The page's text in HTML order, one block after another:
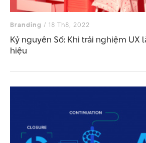
Branding / 18 Th8, 2022
Kỷ nguyên Số: Khi trải nghiệm UX
hiệu